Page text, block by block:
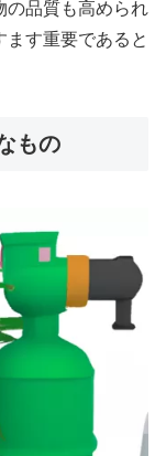
の品質も高められ
す重要であると
もの